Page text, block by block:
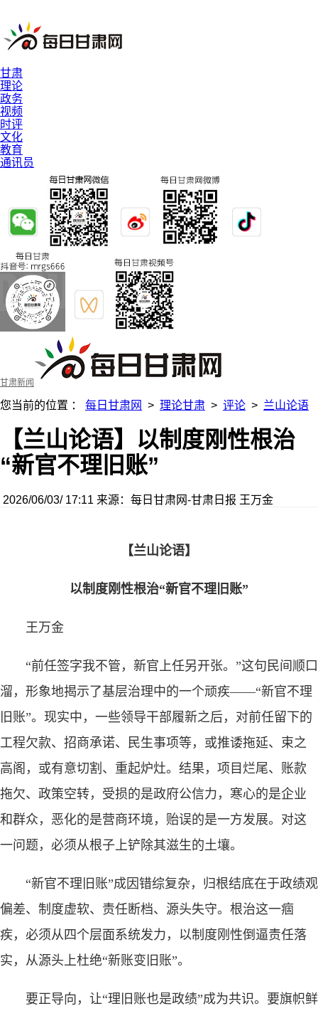
甘肃
理论
政务
视频
时评
文化
教育
通讯员
甘肃新闻
您当前的位置 ： 每日甘肃网 > 理论甘肃 > 评论 > 兰山论语
【兰山论语】以制度刚性根治
“新官不理旧账”
2026/06/03/ 17:11 来源：每日甘肃网-甘肃日报 王万金
【兰山论语】
以制度刚性根治“新官不理旧账”
王万金
“前任签字我不管，新官上任另开张。”这句民间顺口
溜，形象地揭示了基层治理中的一个顽疾——“新官不理
旧账”。现实中，一些领导干部履新之后，对前任留下的
工程欠款、招商承诺、民生事项等，或推诿拖延、束之
高阁，或有意切割、重起炉灶。结果，项目烂尾、账款
拖欠、政策空转，受损的是政府公信力，寒心的是企业
和群众，恶化的是营商环境，贻误的是一方发展。对这
一问题，必须从根子上铲除其滋生的土壤。
“新官不理旧账”成因错综复杂，归根结底在于政绩观
偏差、制度虚软、责任断档、源头失守。根治这一痼
疾，必须从四个层面系统发力，以制度刚性倒逼责任落
实，从源头上杜绝“新账变旧账”。
要正导向，让“理旧账也是政绩”成为共识。要旗帜鲜